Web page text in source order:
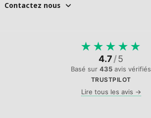
Contactez nous
★ ★ ★ ★ ★
4.7/5
Basé sur 435 avis vérifiés
TRUSTPILOT
Lire tous les avis →